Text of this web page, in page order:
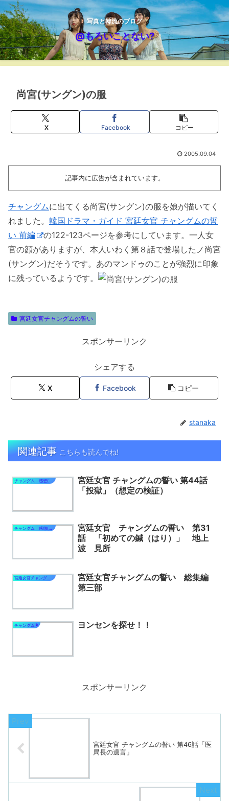
写真と韓流のブログ
@もろいことない?
尚宮(サングン)の服
X Facebook コピー
2005.09.04
記事内に広告が含まれています。
チャングムに出てくる尚宮(サングン)の服を娘が描いてく
れました。 韓国ドラマ・ガイド 宮廷女官 チャングムの誓
い 前編
の122-123ページを参考にしています。一人女
官の顔がありますが、本人いわく第８話で登場したノ尚宮
(サングン)だそうです。あのマンドゥのことが強烈に印象
に残っているようです。
宮廷女官チャングムの誓い
スポンサーリンク
シェアする
X Facebook コピー
stanaka
関連記事 こちらも読んでね!
宮廷女官 チャングムの誓い 第44話
「投獄」（想定の検証）
宮廷女官 チャングムの誓い 第31
話 「初めての鍼（はり）」 地上
波 見所
宮廷女官チャングムの誓い
宮廷女官チャングムの誓い 総集編
第三部
チャングム考 ヨンセンを探せ！！
スポンサーリンク
宮廷女官 チャングムの誓い 第46話「医
局長の遺言」